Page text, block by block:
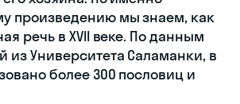
произведению мы знаем, как
речь в XVII веке. По данным
из Университета Саламанки, в
более 300 пословиц и